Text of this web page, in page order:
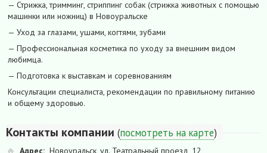
— Стрижка, тримминг, стриппинг собак (стрижка животных с помощью
машинки или ножниц) в Новоуральске
— Уход за глазами, ушами, когтями, зубами
— Профессиональная косметика по уходу за внешним видом
любимца.
— Подготовка к выставкам и соревнованиям
Консультации специалиста, рекомендации по правильному питанию
и общему здоровью.
Контакты компании (посмотреть на карте)
Адрес: Новоуральск, ул. Театральный проезд, 12